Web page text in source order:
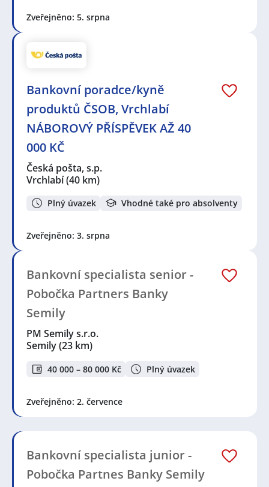
Obchodní zástupce / zástupkyně
Seznam lokalit v zobrazených inzerátech:
Celá ČR,Turnov
Zveřejněno: 5. srpna
Bankovní poradce/kyně
produktů ČSOB, Vrchlabí
NÁBOROVÝ PŘÍSPĚVEK AŽ 40
000 KČ
Česká pošta, s.p.
Vrchlabí(40 km)
Plný úvazek Vhodné také pro absolventy
Zveřejněno: 3. srpna
Bankovní specialista senior -
Pobočka Partners Banky
Semily
PM Semily s.r.o.
Semily(23 km)
40 000 – 80 000 Kč Plný úvazek
Zveřejněno: 2. července
Bankovní specialista junior -
Pobočka Partnes Banky Semily